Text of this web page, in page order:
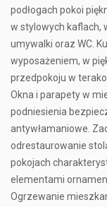
podłogach pokoi
w stylowych kaflach,
umywalki oraz WC.
wyposażeniem, w
przedpokoju w
Okna i parapety w
podniesienia
antywłamaniowe.
odrestaurowanie
pokojach
elementami
Ogrzewanie